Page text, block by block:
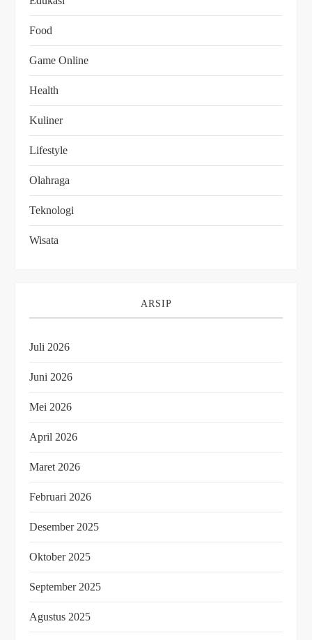
Food
Game Online
Health
Kuliner
Lifestyle
Olahraga
Teknologi
Wisata
ARSIP
Juli 2026
Juni 2026
Mei 2026
April 2026
Maret 2026
Februari 2026
Desember 2025
Oktober 2025
September 2025
Agustus 2025